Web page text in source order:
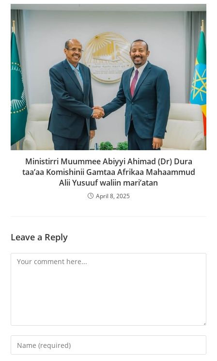
Ministirri Muummee Abiyyi Ahimad (Dr) Dura
taa’aa Komishinii Gamtaa Afrikaa Mahaammud
Alii Yusuuf waliin mari’atan
April 8, 2025
Leave a Reply